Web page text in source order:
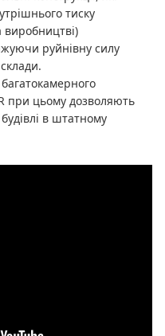
тиску
виробництві)
руйнівну силу
при цьому дозволяють
в штатному